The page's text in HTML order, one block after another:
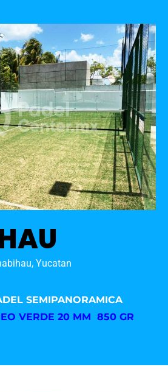
Yucatan
SEMIPANORAMICA
VERDE 20 MM 850 GR